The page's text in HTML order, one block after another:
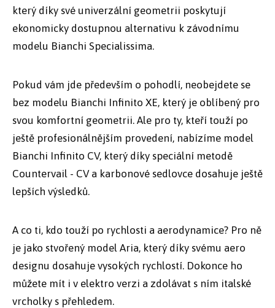
který díky své univerzální geometrii poskytují
ekonomicky dostupnou alternativu k závodnímu
modelu Bianchi Specialissima.
Pokud vám jde především o pohodlí, neobejdete se
bez modelu Bianchi Infinito XE, který je oblíbený pro
svou komfortní geometrii. Ale pro ty, kteří touží po
ještě profesionálnějším provedení, nabízíme model
Bianchi Infinito CV, který díky speciální metodě
Countervail - CV a karbonové sedlovce dosahuje ještě
lepších výsledků.
A co ti, kdo touží po rychlosti a aerodynamice? Pro ně
je jako stvořený model Aria, který díky svému aero
designu dosahuje vysokých rychlostí. Dokonce ho
můžete mít i v elektro verzi a zdolávat s ním italské
vrcholky s přehledem.